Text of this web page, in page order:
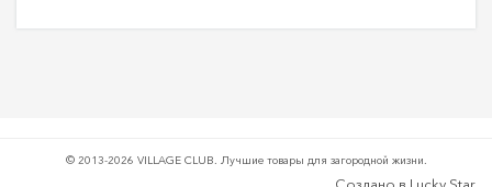
© 2013-2026 VILLAGE CLUB. Лучшие товары для загородной жизни.
Создано в Lucky Star